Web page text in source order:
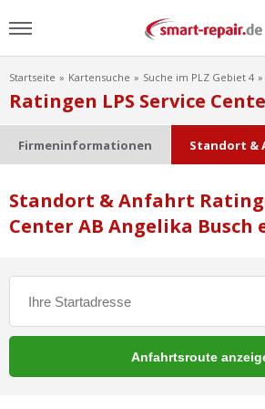
Menu
Home
Ratgeber
FAQ
Startseite Kartensuche Suche im PLZ Gebiet 4
Ratingen LPS Service
Firmeninformationen Standort &
Standort & Anfahrt
Center AB Angelika Busch